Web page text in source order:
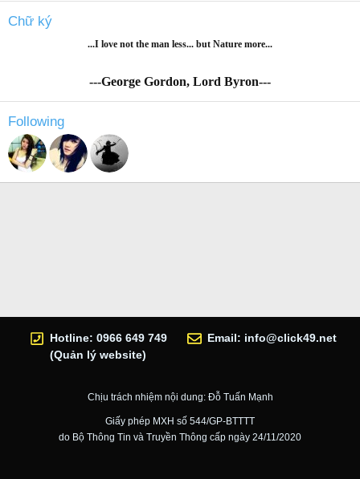
Chữ ký
...I love not the man less... but Nature more...
---George Gordon, Lord Byron---
Following
Hotline: 0966 649 749
(Quản lý website)
Email: info@click49.net
Chịu trách nhiệm nội dung: Đỗ Tuấn Mạnh
Giấy phép MXH số 544/GP-BTTTT
do Bộ Thông Tin và Truyền Thông cấp ngày 24/11/2020